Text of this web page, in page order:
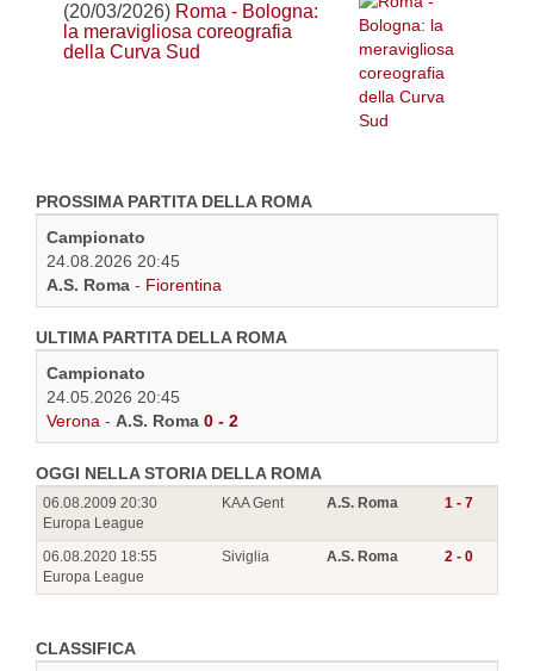
(20/03/2026) Roma - Bologna:
la meravigliosa coreografia
della Curva Sud
PROSSIMA PARTITA DELLA ROMA
Campionato
24.08.2026 20:45
A.S. Roma - Fiorentina
ULTIMA PARTITA DELLA ROMA
Campionato
24.05.2026 20:45
Verona - A.S. Roma 0 - 2
OGGI NELLA STORIA DELLA ROMA
06.08.2009 20:30
Europa League
KAA Gent A.S. Roma 1 - 7
06.08.2020 18:55
Europa League
Siviglia A.S. Roma 2 - 0
CLASSIFICA